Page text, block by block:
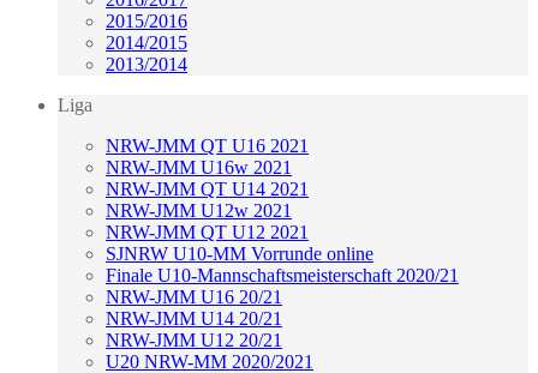
2015/2016
2014/2015
2013/2014
Liga
NRW-JMM QT U16 2021
NRW-JMM U16w 2021
NRW-JMM QT U14 2021
NRW-JMM U12w 2021
NRW-JMM QT U12 2021
SJNRW U10-MM Vorrunde online
Finale U10-Mannschaftsmeisterschaft 2020/21
NRW-JMM U16 20/21
NRW-JMM U14 20/21
NRW-JMM U12 20/21
U20 NRW-MM 2020/2021